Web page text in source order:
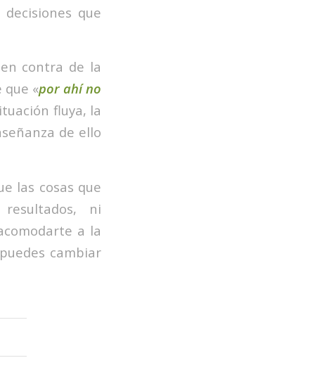
que
contra de la
que «por ahí no
fluya, la
de ello
las cosas que
ni
a la
cambiar